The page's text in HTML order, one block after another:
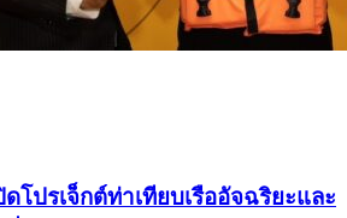
โปรเจ็กต์ท่าเทียบเรืออัจฉริยะและ